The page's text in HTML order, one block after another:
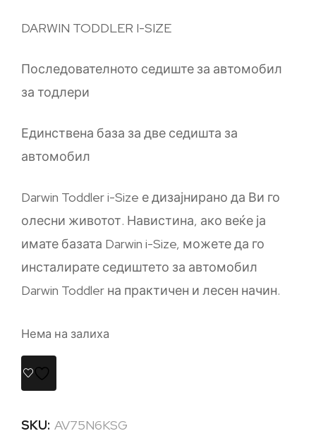
DARWIN TODDLER I-SIZE
Последователното седиште за автомобил
за тодлери
Единствена база за две седишта за
автомобил
Darwin Toddler i-Size е дизајнирано да Ви го
олесни животот. Навистина, ако веќе ја
имате базата Darwin i-Size, можете да го
инсталирате седиштето за автомобил
Darwin Toddler на практичен и лесен начин.
Нема на залиха
SKU: AV75N6KSG